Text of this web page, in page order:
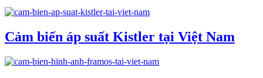
Cảm biến áp suất Kistler tại Việt Nam